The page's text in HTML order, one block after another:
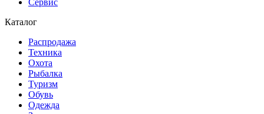
Сервис
Каталог
Распродажа
Техника
Охота
Рыбалка
Туризм
Обувь
Одежда